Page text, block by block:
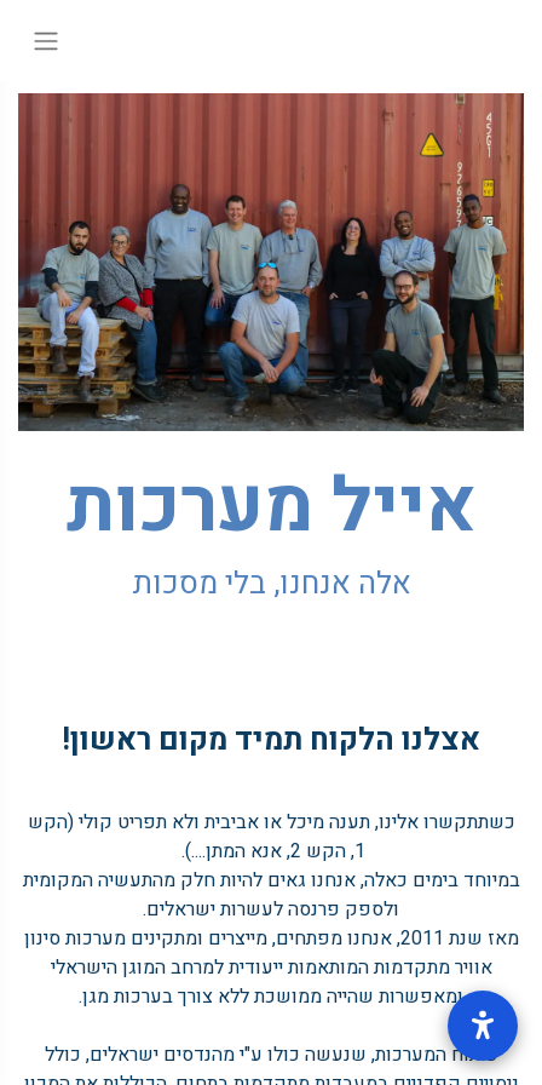
אייל מערכות
אלה אנחנו, בלי מסכות
אצלנו הלקוח תמיד מקום ראשון!
כשתתקשרו אלינו, תענה מיכל או אביבית ולא תפריט קולי (הקש
1, הקש 2, אנא המתן....).
במיוחד בימים כאלה, אנחנו גאים להיות חלק מהתעשיה המקומית
ולספק פרנסה לעשרות ישראלים.
מאז שנת 2011, אנחנו מפתחים, מייצרים ומתקינים מערכות סינון
אוויר מתקדמות המותאמות ייעודית למרחב המוגן הישראלי
ומאפשרות שהייה ממושכת ללא צורך בערכות מגן.
פיתוח המערכות, שנעשה כולו ע"י מהנדסים ישראלים, כולל